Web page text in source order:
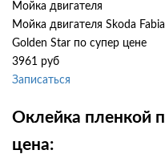
Мойка двигателя
Мойка двигателя Skoda
Golden Star по супер цене
3961 руб
Записаться
Оклейка пленкой
цена: